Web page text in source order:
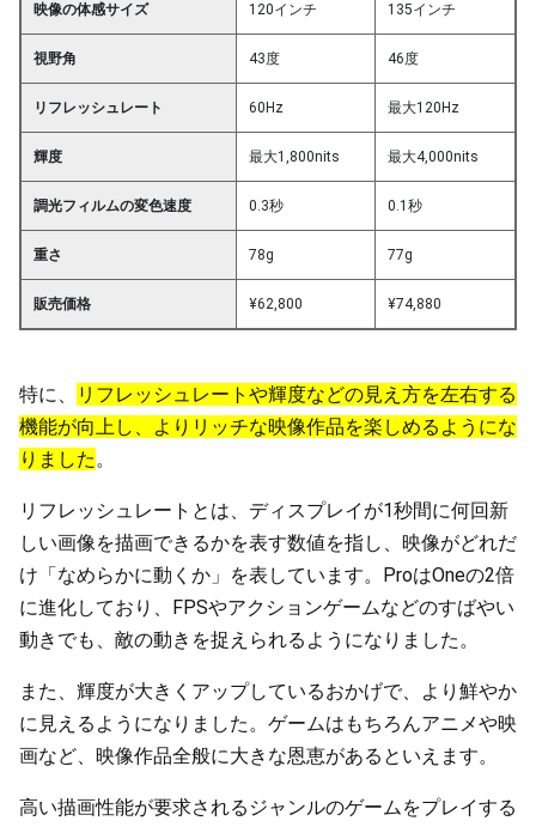
映像の体感サイズ 120インチ 135インチ
視野角 43度 46度
リフレッシュレート 60Hz 最大120Hz
輝度 最大1,800nits 最大4,000nits
調光フィルムの変色速度 0.3秒 0.1秒
重さ 78g 77g
販売価格 ¥62,800 ¥74,880
特に、
リフレッシュレートや輝度などの見え方を左右する
機能が向上し、よりリッチな映像作品を楽しめるようにな
りました。
リフレッシュレートとは、ディスプレイが1秒間に何回新
しい画像を描画できるかを表す数値を指し、映像がどれだ
け「なめらかに動くか」を表しています。ProはOneの2倍
に進化しており、FPSやアクションゲームなどのすばやい
動きでも、敵の動きを捉えられるようになりました。
また、輝度が大きくアップしているおかげで、より鮮やか
に見えるようになりました。ゲームはもちろんアニメや映
画など、映像作品全般に大きな恩恵があるといえます。
高い描画性能が要求されるジャンルのゲームをプレイする